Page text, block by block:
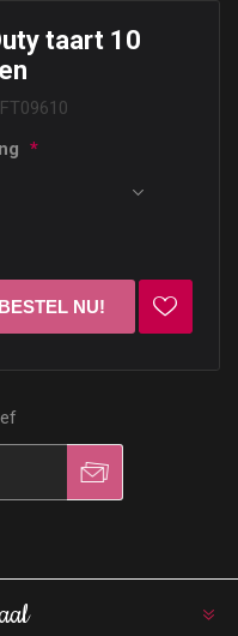
taart 10
FT09610
*